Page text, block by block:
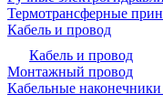
Термотрансферные
Кабель и провод
Кабель и провод
Монтажный провод
Кабельные